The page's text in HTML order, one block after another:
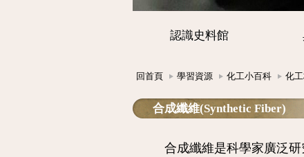
認識史料館
回首頁 學習資源 化工小百科 化
合成纖維(Synthetic Fiber)
合成纖維是科學家廣泛